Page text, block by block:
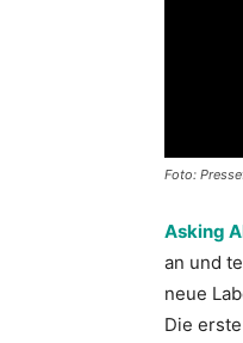
Foto:
Asking
an und
neue
Die